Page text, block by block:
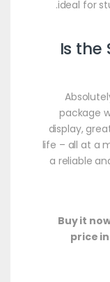
ideal for
Is the
package
display,
life – all at a
a reliable
Buy it
price